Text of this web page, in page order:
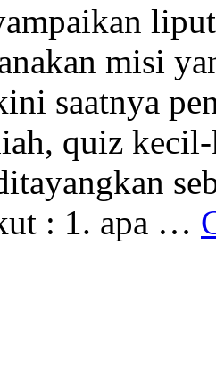
misi
saatnya
quiz
: 1. apa …